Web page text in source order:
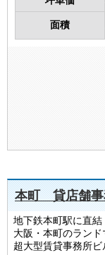
面積
本町 貸店舗
地下鉄本町駅に直結
大阪・本町のラン
超大型賃貸事務所